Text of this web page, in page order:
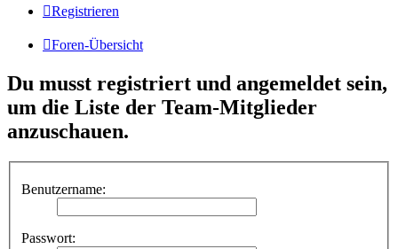
Registrieren
Foren-Übersicht
Du musst registriert und angemeldet sein,
um die Liste der Team-Mitglieder
anzuschauen.
Benutzername:
Passwort: